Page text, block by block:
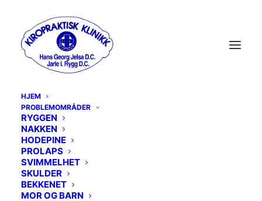
HJEM
PROBLEMOMRÅDER
RYGGEN
NAKKEN
HODEPINE
PROLAPS
SVIMMELHET
SKULDER
BEKKENET
MOR OG BARN
MENU
RYGGEN
NAKKEN